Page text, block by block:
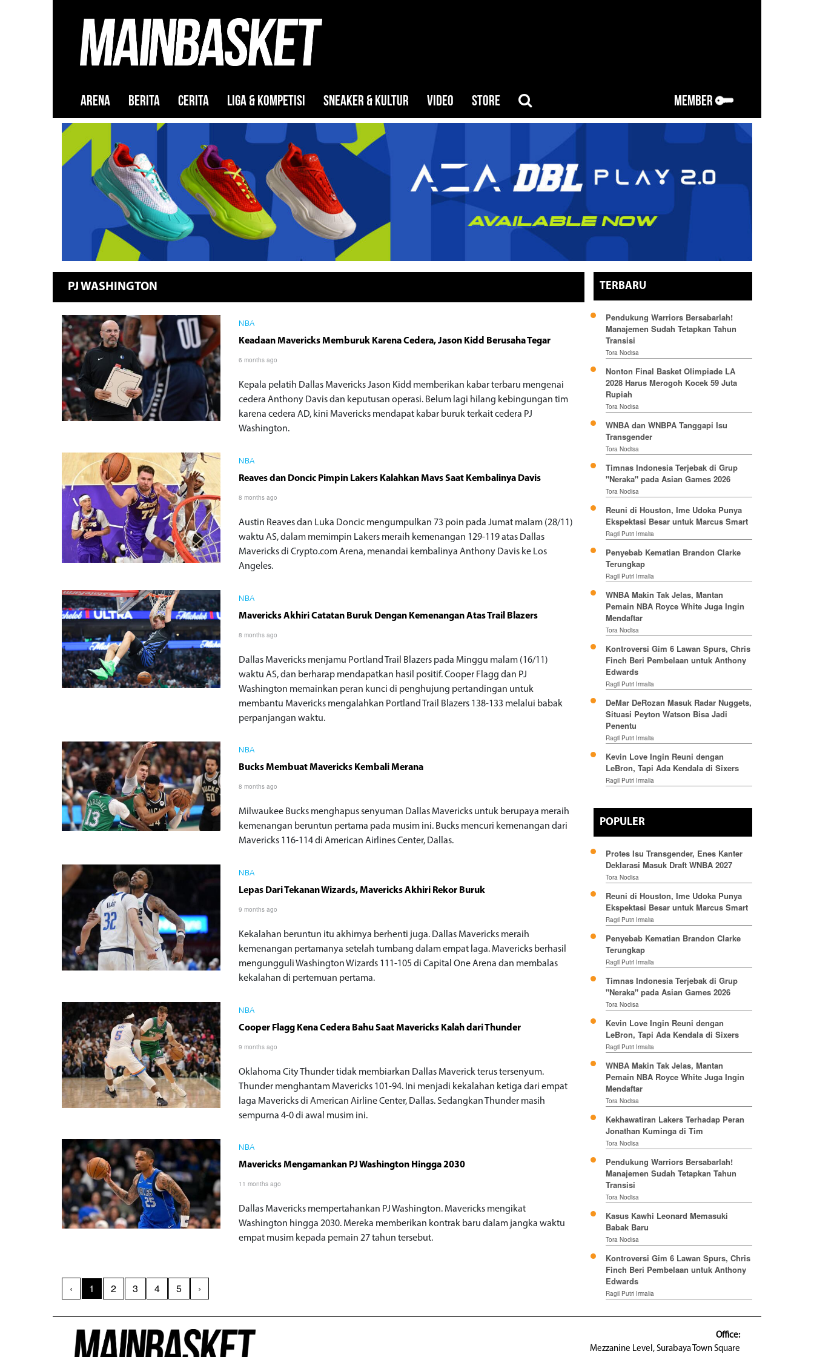
ARENA BERITA CERITA LIGA & KOMPETISI SNEAKER & KULTUR VIDEO STORE MEMBER
PJ WASHINGTON
NBA
Keadaan Mavericks Memburuk Karena Cedera, Jason Kidd Berusaha Tegar
6 months ago
Kepala pelatih Dallas Mavericks Jason Kidd memberikan kabar terbaru mengenai
cedera Anthony Davis dan keputusan operasi. Belum lagi hilang kebingungan tim
karena cedera AD, kini Mavericks mendapat kabar buruk terkait cedera PJ
Washington.
NBA
Reaves dan Doncic Pimpin Lakers Kalahkan Mavs Saat Kembalinya Davis
8 months ago
Austin Reaves dan Luka Doncic mengumpulkan 73 poin pada Jumat malam (28/11)
waktu AS, dalam memimpin Lakers meraih kemenangan 129-119 atas Dallas
Mavericks di Crypto.com Arena, menandai kembalinya Anthony Davis ke Los
Angeles.
NBA
Mavericks Akhiri Catatan Buruk Dengan Kemenangan Atas Trail Blazers
8 months ago
Dallas Mavericks menjamu Portland Trail Blazers pada Minggu malam (16/11)
waktu AS, dan berharap mendapatkan hasil positif. Cooper Flagg dan PJ
Washington memainkan peran kunci di penghujung pertandingan untuk
membantu Mavericks mengalahkan Portland Trail Blazers 138-133 melalui babak
perpanjangan waktu.
NBA
Bucks Membuat Mavericks Kembali Merana
8 months ago
Milwaukee Bucks menghapus senyuman Dallas Mavericks untuk berupaya meraih
kemenangan beruntun pertama pada musim ini. Bucks mencuri kemenangan dari
Mavericks 116-114 di American Airlines Center, Dallas.
NBA
Lepas Dari Tekanan Wizards, Mavericks Akhiri Rekor Buruk
9 months ago
Kekalahan beruntun itu akhirnya berhenti juga. Dallas Mavericks meraih
kemenangan pertamanya setelah tumbang dalam empat laga. Mavericks berhasil
mengungguli Washington Wizards 111-105 di Capital One Arena dan membalas
kekalahan di pertemuan pertama.
NBA
Cooper Flagg Kena Cedera Bahu Saat Mavericks Kalah dari Thunder
9 months ago
Oklahoma City Thunder tidak membiarkan Dallas Maverick terus tersenyum.
Thunder menghantam Mavericks 101-94. Ini menjadi kekalahan ketiga dari empat
laga Mavericks di American Airline Center, Dallas. Sedangkan Thunder masih
sempurna 4-0 di awal musim ini.
NBA
Mavericks Mengamankan PJ Washington Hingga 2030
11 months ago
Dallas Mavericks mempertahankan PJ Washington. Mavericks mengikat
Washington hingga 2030. Mereka memberikan kontrak baru dalam jangka waktu
empat musim kepada pemain 27 tahun tersebut.
‹ 1 2 3 4 5 ›
TERBARU
Pendukung Warriors Bersabarlah!
Manajemen Sudah Tetapkan Tahun
Transisi
Tora Nodisa
Nonton Final Basket Olimpiade LA
2028 Harus Merogoh Kocek 59 Juta
Rupiah
Tora Nodisa
WNBA dan WNBPA Tanggapi Isu
Transgender
Tora Nodisa
Timnas Indonesia Terjebak di Grup
"Neraka" pada Asian Games 2026
Tora Nodisa
Reuni di Houston, Ime Udoka Punya
Ekspektasi Besar untuk Marcus Smart
Ragil Putri Irmalia
Penyebab Kematian Brandon Clarke
Terungkap
Ragil Putri Irmalia
WNBA Makin Tak Jelas, Mantan
Pemain NBA Royce White Juga Ingin
Mendaftar
Tora Nodisa
Kontroversi Gim 6 Lawan Spurs, Chris
Finch Beri Pembelaan untuk Anthony
Edwards
Ragil Putri Irmalia
DeMar DeRozan Masuk Radar Nuggets,
Situasi Peyton Watson Bisa Jadi
Penentu
Ragil Putri Irmalia
Kevin Love Ingin Reuni dengan
LeBron, Tapi Ada Kendala di Sixers
Ragil Putri Irmalia
POPULER
Protes Isu Transgender, Enes Kanter
Deklarasi Masuk Draft WNBA 2027
Tora Nodisa
Reuni di Houston, Ime Udoka Punya
Ekspektasi Besar untuk Marcus Smart
Ragil Putri Irmalia
Penyebab Kematian Brandon Clarke
Terungkap
Ragil Putri Irmalia
Timnas Indonesia Terjebak di Grup
"Neraka" pada Asian Games 2026
Tora Nodisa
Kevin Love Ingin Reuni dengan
LeBron, Tapi Ada Kendala di Sixers
Ragil Putri Irmalia
WNBA Makin Tak Jelas, Mantan
Pemain NBA Royce White Juga Ingin
Mendaftar
Tora Nodisa
Kekhawatiran Lakers Terhadap Peran
Jonathan Kuminga di Tim
Tora Nodisa
Pendukung Warriors Bersabarlah!
Manajemen Sudah Tetapkan Tahun
Transisi
Tora Nodisa
Kasus Kawhi Leonard Memasuki
Babak Baru
Tora Nodisa
Kontroversi Gim 6 Lawan Spurs, Chris
Finch Beri Pembelaan untuk Anthony
Edwards
Ragil Putri Irmalia
Office:
Mezzanine Level, Surabaya Town Square